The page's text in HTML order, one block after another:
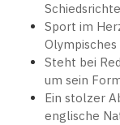
Sport im
Steht bei
um sein
Ein stolzer
englische